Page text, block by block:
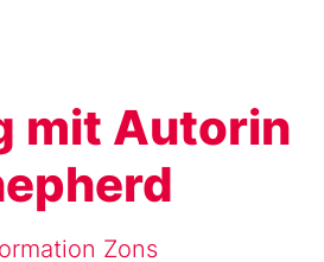
mit Autorin
Zons